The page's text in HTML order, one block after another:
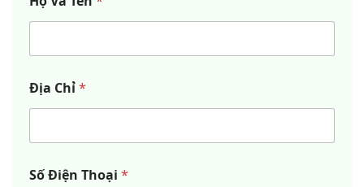
Địa Chỉ*
Số Điện Thoại *